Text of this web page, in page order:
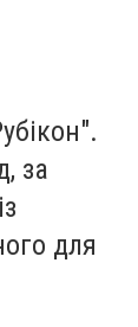
за
для